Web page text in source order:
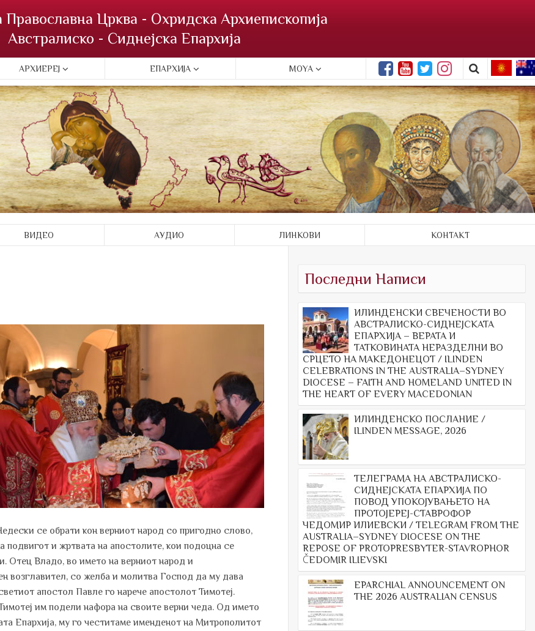
Православна Црква - Охридска Архиепископија
Австралиско - Сиднејска Епархија
АРХИЕРЕЈ ЕПАРХИЈА MOYA
ВИДЕО АУДИО ЛИНКОВИ КОНТАКТ
се обрати кон верниот народ со пригодно слово,
подвигот и жртвата на апостолите, кои подоцна се
Отец Владо, во името на верниот народ и
возглавител, со желба и молитва Господ да му дава
апостол Павле го нарече апостолот Тимотеј.
им подели нафора на своите верни чеда. Од името
Епархија, му го честитаме именденот на Митрополитот
Последни Написи
ИЛИНДЕНСКИ СВЕЧЕНОСТИ ВО
АВСТРАЛИСКО-СИДНЕЈСКАТА
ЕПАРХИЈА – ВЕРАТА И
ТАТКОВИНАТА НЕРАЗДЕЛНИ ВО
СРЦЕТО НА МАКЕДОНЕЦОТ / ILINDEN
CELEBRATIONS IN THE AUSTRALIA–SYDNEY
DIOCESE – FAITH AND HOMELAND UNITED IN
THE HEART OF EVERY MACEDONIAN
ИЛИНДЕНСКО ПОСЛАНИЕ /
ILINDEN MESSAGE, 2026
ТЕЛЕГРАМА НА АВСТРАЛИСКО-
СИДНЕЈСКАТА ЕПАРХИЈА ПО
ПОВОД УПОКОЈУВАЊЕТО НА
ПРОТОЈЕРЕЈ-СТАВРОФОР
ЧЕДОМИР ИЛИЕВСКИ / TELEGRAM FROM THE
AUSTRALIA–SYDNEY DIOCESE ON THE
REPOSE OF PROTOPRESBYTER-STAVROPHOR
ČEDOMIR ILIEVSKI
EPARCHIAL ANNOUNCEMENT ON
THE 2026 AUSTRALIAN CENSUS